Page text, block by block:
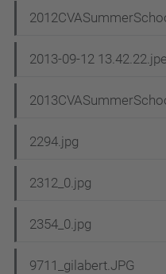
2013-09-12
2294.jpg
2312_0.jpg
2354_0.jpg
9711_gilabert.JPG